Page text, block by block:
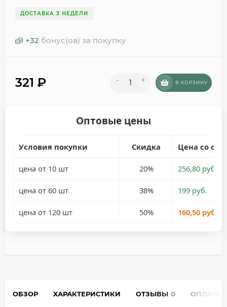
ДОСТАВКА 3 НЕДЕЛИ
+32 бонус(ов) за покупку
321 ₽ - + В КОРЗИНУ
Оптовые цены
Условия покупки Скидка Цена со
цена от 10 шт 20% 256,80 руб.
цена от 60 шт 38% 199 руб.
цена от 120 шт 50% 160,50 руб.
ОБЗОР ХАРАКТЕРИСТИКИ ОТЗЫВЫ 0 ОПЛАТА